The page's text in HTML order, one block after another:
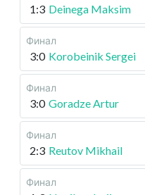
1:3 Deinega Maksim
Финал
3:0 Korobeinik Sergei
Финал
3:0 Goradze Artur
Финал
2:3 Reutov Mikhail
Финал